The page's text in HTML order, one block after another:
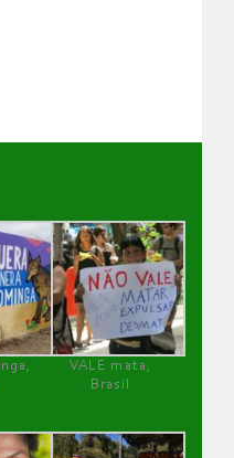
VALE mata,
Brasil